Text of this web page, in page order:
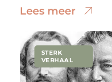
Lees meer
STERK
VERHAAL